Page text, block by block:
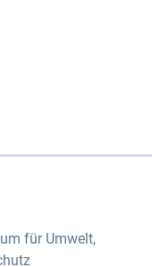
für Umwelt,